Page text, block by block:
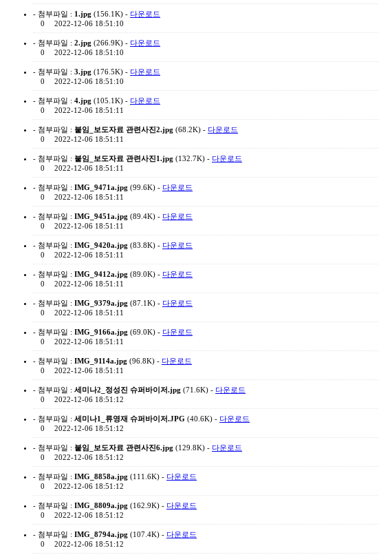
- 첨부파일 : 1.jpg (156.1K) - 다운로드
0
2022-12-06 18:51:10
- 첨부파일 : 2.jpg (266.9K) - 다운로드
0
2022-12-06 18:51:10
- 첨부파일 : 3.jpg (176.5K) - 다운로드
0
2022-12-06 18:51:10
- 첨부파일 : 4.jpg (105.1K) - 다운로드
0
2022-12-06 18:51:11
- 첨부파일 : 붙임_보도자료 관련사진2.jpg (68.2K) - 다운로드
0
2022-12-06 18:51:11
- 첨부파일 : 붙임_보도자료 관련사진1.jpg (132.7K) - 다운로드
0
2022-12-06 18:51:11
- 첨부파일 : IMG_9471a.jpg (99.6K) - 다운로드
0
2022-12-06 18:51:11
- 첨부파일 : IMG_9451a.jpg (89.4K) - 다운로드
0
2022-12-06 18:51:11
- 첨부파일 : IMG_9420a.jpg (83.8K) - 다운로드
0
2022-12-06 18:51:11
- 첨부파일 : IMG_9412a.jpg (89.0K) - 다운로드
0
2022-12-06 18:51:11
- 첨부파일 : IMG_9379a.jpg (87.1K) - 다운로드
0
2022-12-06 18:51:11
- 첨부파일 : IMG_9166a.jpg (69.0K) - 다운로드
0
2022-12-06 18:51:11
- 첨부파일 : IMG_9114a.jpg (96.8K) - 다운로드
0
2022-12-06 18:51:11
- 첨부파일 : 세미나2_정성진 슈퍼바이저.jpg (71.6K) - 다운로드
0
2022-12-06 18:51:12
- 첨부파일 : 세미나1_류영재 슈퍼바이저.JPG (40.6K) - 다운로드
0
2022-12-06 18:51:12
- 첨부파일 : 붙임_보도자료 관련사진6.jpg (129.8K) - 다운로드
0
2022-12-06 18:51:12
- 첨부파일 : IMG_8858a.jpg (111.6K) - 다운로드
0
2022-12-06 18:51:12
- 첨부파일 : IMG_8809a.jpg (162.9K) - 다운로드
0
2022-12-06 18:51:12
- 첨부파일 : IMG_8794a.jpg (107.4K) - 다운로드
0
2022-12-06 18:51:12